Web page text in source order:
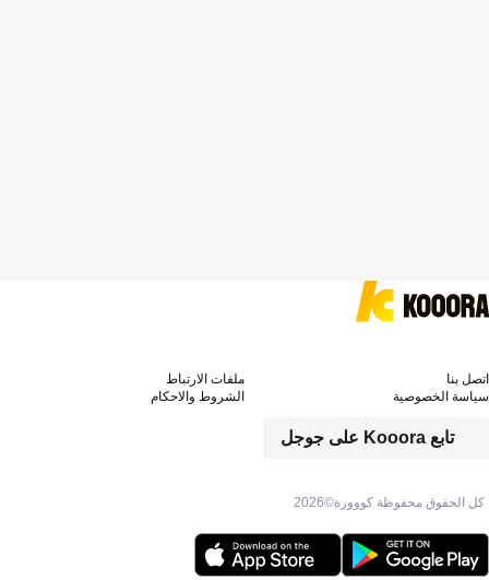
كل الحقوق محفوظة كووورة©2026
تابع Kooora على جوجل
اتصل بنا
ملفات الارتباط
سياسة الخصوصية
الشروط والاحكام